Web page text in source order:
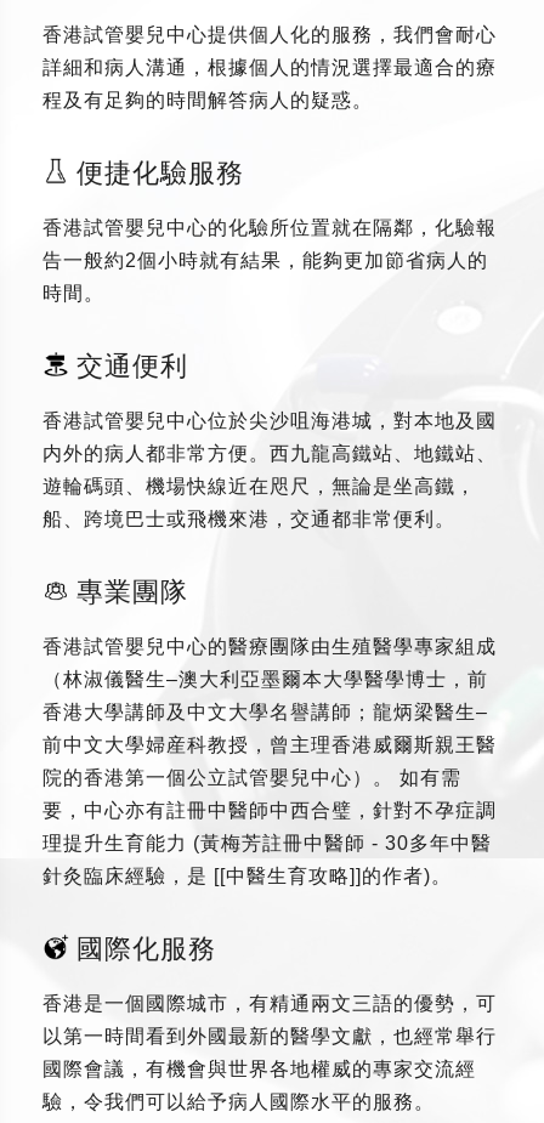
香港試管嬰兒中心提供個人化的服務，我們會耐心
詳細和病人溝通，根據個人的情況選擇最適合的療
程及有足夠的時間解答病人的疑惑。
便捷化驗服務
香港試管嬰兒中心的化驗所位置就在隔鄰，化驗報
告一般約2個小時就有結果，能夠更加節省病人的
時間。
交通便利
香港試管嬰兒中心位於尖沙咀海港城，對本地及國
内外的病人都非常方便。西九龍高鐵站、地鐵站、
遊輪碼頭、機場快線近在咫尺，無論是坐高鐵，
船、跨境巴士或飛機來港，交通都非常便利。
專業團隊
香港試管嬰兒中心的醫療團隊由生殖醫學專家組成
（林淑儀醫生–澳大利亞墨爾本大學醫學博士，前
香港大學講師及中文大學名譽講師；龍炳梁醫生–
前中文大學婦産科教授，曾主理香港威爾斯親王醫
院的香港第一個公立試管嬰兒中心）。 如有需
要，中心亦有註冊中醫師中西合璧，針對不孕症調
理提升生育能力 (黃梅芳註冊中醫師 - 30多年中醫
針灸臨床經驗，是 [[中醫生育攻略]]的作者)。
國際化服務
香港是一個國際城市，有精通兩文三語的優勢，可
以第一時間看到外國最新的醫學文獻，也經常舉行
國際會議，有機會與世界各地權威的專家交流經
驗，令我們可以給予病人國際水平的服務。